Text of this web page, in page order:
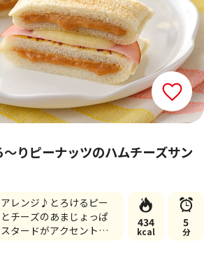
りピーナッツのハムチーズサン
レンジ♪とろけるピー
チーズのあまじょっぱ
タードがアクセントの
434
kcal
5
分